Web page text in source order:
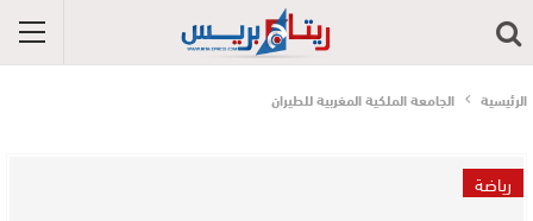
الرئيسية الجامعة الملكية المغربية للطيران
رياضة